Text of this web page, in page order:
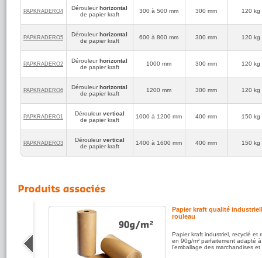
ETS QUEMION
5/5
(réf:PAPKRADERO6)
Bon SAV efficace
Indispensable pour notre utilisation, excellent dérouleur à
leborgne
sur le produit
PAPKRADERO4 Dérouleurhorizontal
de papier kraft
300 à 500 mm 300 mm 120 kg
PAPKRADERO5 Dérouleurhorizontal
de papier kraft
600 à 800 mm 300 mm 120 kg
PAPKRADERO2 Dérouleurhorizontal
de papier kraft
1000 mm 300 mm 120 kg
PAPKRADERO6 Dérouleurhorizontal
de papier kraft
1200 mm 300 mm 120 kg
PAPKRADERO1 Dérouleurvertical
de papier kraft
1000 à 1200 mm 400 mm 150 kg
PAPKRADERO3 Dérouleurvertical
de papier kraft
1400 à 1600 mm 400 mm 150 kg
réaliser
Papier kraft qualité
rouleau
Papier kraft industriel, recyclé et
en 90g/m² parfaitement adapté à
l'emballage des marchandises et